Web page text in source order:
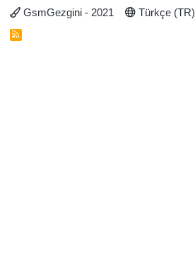
GsmGezgini - 2021 Türkçe (TR)
R